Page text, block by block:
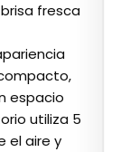
fresca
espacio
utiliza 5
el aire y